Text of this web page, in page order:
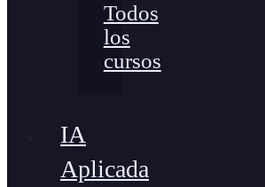
Todos
los
cursos
IA
Aplicada